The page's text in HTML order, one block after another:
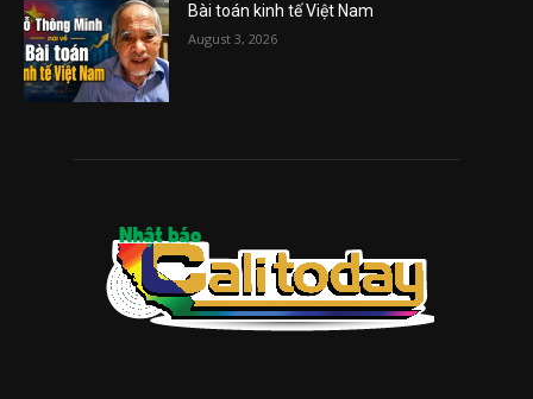
Bài toán kinh tế Việt Nam
August 3, 2026